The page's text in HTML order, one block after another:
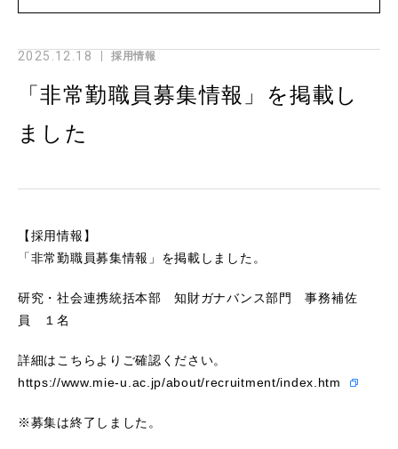
2025.12.18 採用情報
「非常勤職員募集情報」を掲載し
ました
【採用情報】
「非常勤職員募集情報」を掲載しました。
研究・社会連携統括本部 知財ガナバンス部門 事務補佐
員 １名
詳細はこちらよりご確認ください。
https://www.mie-u.ac.jp/about/recruitment/index.htm
※募集は終了しました。